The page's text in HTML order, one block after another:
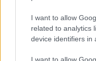
I want to allow
related to analytics
device identifiers in
I want to allow